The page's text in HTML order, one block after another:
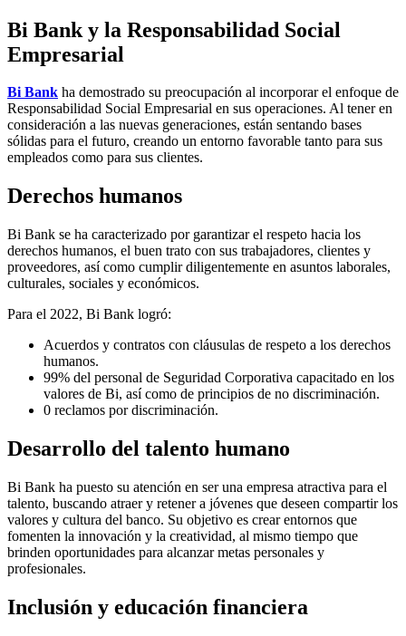
Bi Bank y la Responsabilidad Social
Empresarial
Bi Bank ha demostrado su preocupación al incorporar el enfoque de
Responsabilidad Social Empresarial en sus operaciones. Al tener en
consideración a las nuevas generaciones, están sentando bases
sólidas para el futuro, creando un entorno favorable tanto para sus
empleados como para sus clientes.
Derechos humanos
Bi Bank se ha caracterizado por garantizar el respeto hacia los
derechos humanos, el buen trato con sus trabajadores, clientes y
proveedores, así como cumplir diligentemente en asuntos laborales,
culturales, sociales y económicos.
Para el 2022, Bi Bank logró:
Acuerdos y contratos con cláusulas de respeto a los derechos
humanos.
99% del personal de Seguridad Corporativa capacitado en los
valores de Bi, así como de principios de no discriminación.
0 reclamos por discriminación.
Desarrollo del talento humano
Bi Bank ha puesto su atención en ser una empresa atractiva para el
talento, buscando atraer y retener a jóvenes que deseen compartir los
valores y cultura del banco. Su objetivo es crear entornos que
fomenten la innovación y la creatividad, al mismo tiempo que
brinden oportunidades para alcanzar metas personales y
profesionales.
Inclusión y educación financiera